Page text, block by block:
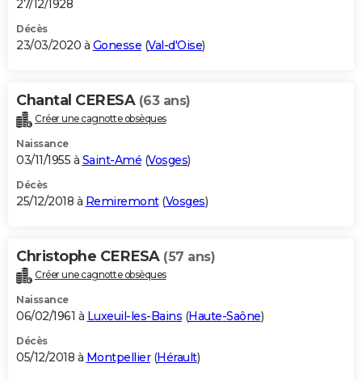
27/12/1928
Décès
23/03/2020 à Gonesse (Val-d'Oise)
Chantal CERESA (63 ans)
Créer une cagnotte obsèques
Naissance
03/11/1955 à Saint-Amé (Vosges)
Décès
25/12/2018 à Remiremont(Vosges)
Christophe CERESA (57 ans)
Créer une cagnotte obsèques
Naissance
06/02/1961 à Luxeuil-les-Bains (Haute-Saône)
Décès
05/12/2018 à Montpellier(Hérault)